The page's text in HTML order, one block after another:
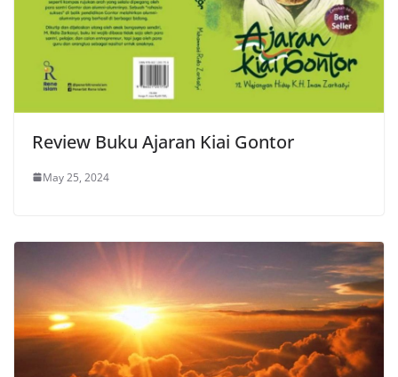
Review Buku Ajaran Kiai Gontor
May 25, 2024